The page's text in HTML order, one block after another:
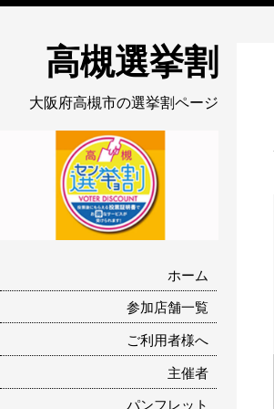
高槻選挙割
大阪府高槻市の選挙割ページ
ホーム
参加店舗一覧
ご利用者様へ
主催者
パンフレット